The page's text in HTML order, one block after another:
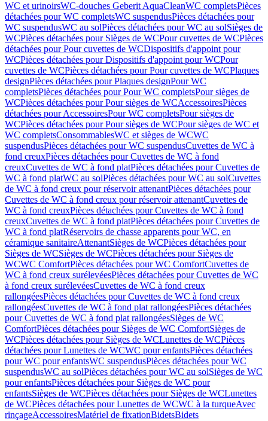
WC et urinoirsWC-douches Geberit AquaCleanWC completsPièces
détachées pour WC completsWC suspendusPièces détachées pour
WC suspendusWC au solPièces détachées pour WC au solSièges de
WCPièces détachées pour Sièges de WCPour cuvettes de WCPièces
détachées pour Pour cuvettes de WCDispositifs d'appoint pour
WCPièces détachées pour Dispositifs d'appoint pour WCPour
cuvettes de WCPièces détachées pour Pour cuvettes de WCPlaques
designPièces détachées pour Plaques designPour WC
completsPièces détachées pour Pour WC completsPour sièges de
WCPièces détachées pour Pour sièges de WCAccessoiresPièces
détachées pour AccessoiresPour WC completsPour sièges de
WCPièces détachées pour Pour sièges de WCPour sièges de WC et
WC completsConsommablesWC et sièges de WCWC
suspendusPièces détachées pour WC suspendusCuvettes de WC à
fond creuxPièces détachées pour Cuvettes de WC à fond
creuxCuvettes de WC à fond platPièces détachées pour Cuvettes de
WC à fond platWC au solPièces détachées pour WC au solCuvettes
de WC à fond creux pour réservoir attenantPièces détachées pour
Cuvettes de WC à fond creux pour réservoir attenantCuvettes de
WC à fond creuxPièces détachées pour Cuvettes de WC à fond
creuxCuvettes de WC à fond platPièces détachées pour Cuvettes de
WC à fond platRéservoirs de chasse apparents pour WC, en
céramique sanitaireAttenantSièges de WCPièces détachées pour
Sièges de WCSièges de WCPièces détachées pour Sièges de
WCWC ComfortPièces détachées pour WC ComfortCuvettes de
WC à fond creux surélevéesPièces détachées pour Cuvettes de WC
à fond creux surélevéesCuvettes de WC à fond creux
rallongéesPièces détachées pour Cuvettes de WC à fond creux
rallongéesCuvettes de WC à fond plat rallongéesPièces détachées
pour Cuvettes de WC à fond plat rallongéesSièges de WC
ComfortPièces détachées pour Sièges de WC ComfortSièges de
WCPièces détachées pour Sièges de WCLunettes de WCPièces
détachées pour Lunettes de WCWC pour enfantsPièces détachées
pour WC pour enfantsWC suspendusPièces détachées pour WC
suspendusWC au solPièces détachées pour WC au solSièges de WC
pour enfantsPièces détachées pour Sièges de WC pour
enfantsSièges de WCPièces détachées pour Sièges de WCLunettes
de WCPièces détachées pour Lunettes de WCWC à la turqueAvec
rinçageAccessoiresMatériel de fixationBidetsBidets